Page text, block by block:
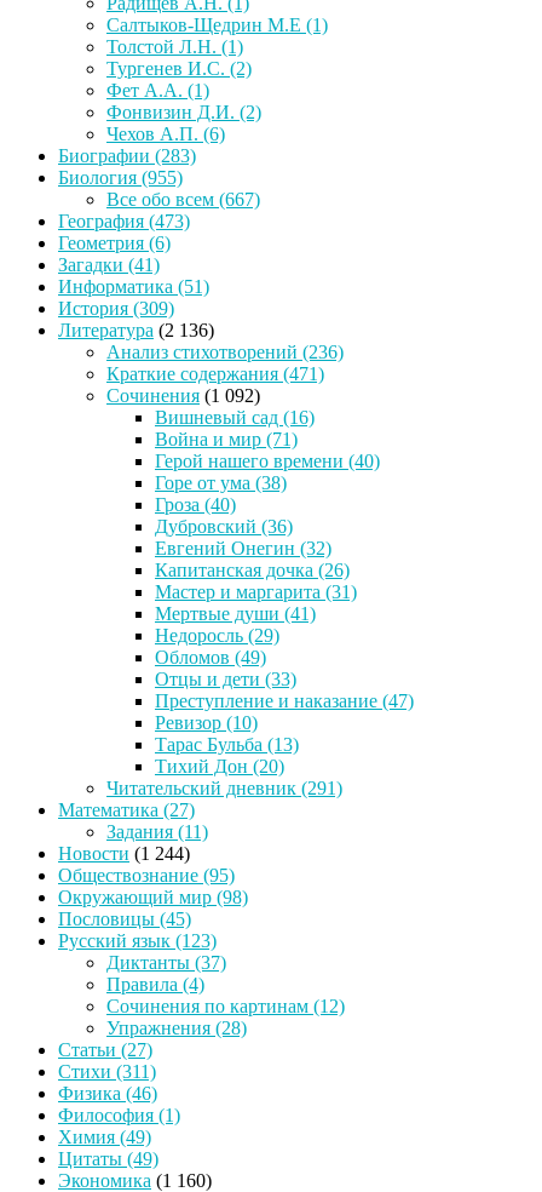
Салтыков-Щедрин М.Е (1)
Толстой Л.Н. (1)
Тургенев И.С. (2)
Фет А.А. (1)
Фонвизин Д.И. (2)
Чехов А.П. (6)
Биографии (283)
Биология (955)
Все обо всем (667)
География (473)
Геометрия (6)
Загадки (41)
Информатика (51)
История (309)
Литература (2 136)
Анализ стихотворений (236)
Краткие содержания (471)
Сочинения (1 092)
Вишневый сад (16)
Война и мир (71)
Герой нашего времени (40)
Горе от ума (38)
Гроза (40)
Дубровский (36)
Евгений Онегин (32)
Капитанская дочка (26)
Мастер и маргарита (31)
Мертвые души (41)
Недоросль (29)
Обломов (49)
Отцы и дети (33)
Преступление и наказание (47)
Ревизор (10)
Тарас Бульба (13)
Тихий Дон (20)
Читательский дневник (291)
Математика (27)
Задания (11)
Новости (1 244)
Обществознание (95)
Окружающий мир (98)
Пословицы (45)
Русский язык (123)
Диктанты (37)
Правила (4)
Сочинения по картинам (12)
Упражнения (28)
Статьи (27)
Стихи (311)
Физика (46)
Философия (1)
Химия (49)
Цитаты (49)
Экономика (1 160)